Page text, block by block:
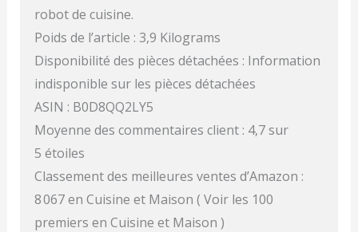
robot de cuisine.
Poids de l’article : 3,9 Kilograms
Disponibilité des pièces détachées : Information
indisponible sur les pièces détachées
ASIN : B0D8QQ2LY5
Moyenne des commentaires client : 4,7 sur
5 étoiles
Classement des meilleures ventes d’Amazon :
8 067 en Cuisine et Maison ( Voir les 100
premiers en Cuisine et Maison )